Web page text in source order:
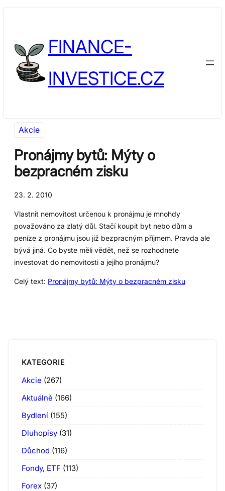
FINANCE-
INVESTICE.CZ
Akcie
Pronájmy bytů: Mýty o
bezpracném zisku
23. 2. 2010
Vlastnit nemovitost určenou k pronájmu je mnohdy
považováno za zlatý důl. Stačí koupit byt nebo dům a
peníze z pronájmu jsou již bezpracným příjmem. Pravda ale
bývá jiná. Co byste měli vědět, než se rozhodnete
investovat do nemovitosti a jejího pronájmu?
Celý text: Pronájmy bytů: Mýty o bezpracném zisku
KATEGORIE
Akcie (267)
Aktuálně (166)
Bydlení (155)
Dluhopisy (31)
Důchod (116)
Fondy, ETF (113)
Forex (37)